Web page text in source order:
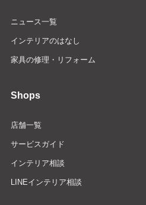
ニュース一覧
インテリアのはなし
家具の修理・リフォーム
Shops
店舗一覧
サービスガイド
インテリア相談
LINEインテリア相談